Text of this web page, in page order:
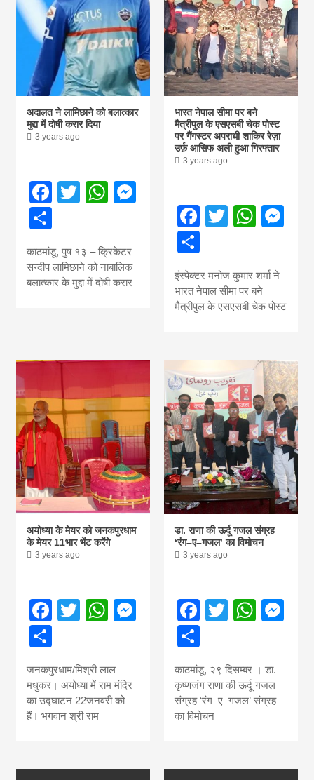
Nepal brings
news in hindi
from
news,
अदालत ने लामिछाने को बलात्कार
मुद्दा में दोषी करार दिया
3 years ago
Facebook
TwitterWhatsApp
काठमांडू, पुष १३ – क्रिकेटर
सन्दीप लामिछाने को नाबालिक
बलात्कार के मुद्दा में दोषी करार
भारत नेपाल सीमा पर बने
मैत्रीपुल के एसएसबी चेक पोस्ट
पर गैंगस्टर अपराधी शाकिर रेज़ा
उर्फ़ आसिफ अली हुआ गिरफ्तार
3 years ago
Facebook
Twitter
इंस्पेक्टर मनोज कुमार शर्मा ने
भारत नेपाल सीमा पर बने
मैत्रीपुल के एसएसबी चेक पोस्ट
अयोध्या के मेयर को जनकपुरधाम
के मेयर 11भार भेंट करेंगे
3 years ago
Facebook
TwitterWhatsApp
Messenger
जनकपुरधाम/मिश्री लाल
मधुकर। अयोध्या में राम मंदिर
का उद्घाटन 22जनवरी को
हैं। भगवान श्री राम
डा. राणा की ऊर्दू गजल संग्रह
‘रंग–ए–गजल’ का विमोचन
3 years ago
Facebook
Twitter
काठमांडू, २९ दिसम्बर । डा.
कृष्णजंग राणा की ऊर्दू गजल
संग्रह ‘रंग–ए–गजल’ संग्रह
का विमोचन